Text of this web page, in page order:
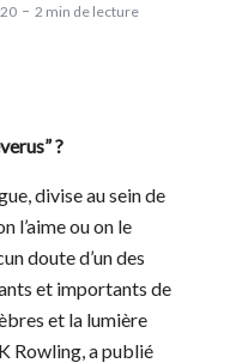
2 min de lecture
?
divise au sein de
l’aime ou on le
doute d’un des
et importants de
et la lumière
Rowling, a publié